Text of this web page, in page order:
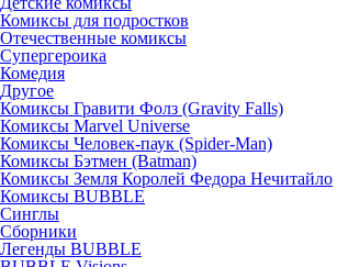
Комиксы для подростков
Отечественные комиксы
Супергероика
Комедия
Другое
Комиксы Гравити Фолз (Gravity Falls)
Комиксы Marvel Universe
Комиксы Человек-паук (Spider-Man)
Комиксы Бэтмен (Batman)
Комиксы Земля Королей Федора Нечитайло
Комиксы BUBBLE
Синглы
Сборники
Легенды BUBBLE